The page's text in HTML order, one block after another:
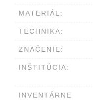
MATERIÁL:
TECHNIKA:
ZNAČENIE:
INŠTITÚCIA:
INVENTÁRNE